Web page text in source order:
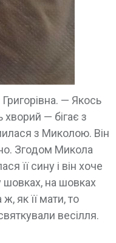
— Якось
— бігає з
з Миколою. Він
Згодом Микола
її сину і він хоче
на шовках
як її мати, то
весілля.